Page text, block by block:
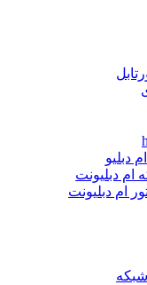
ام دبلیونت
ام دبلیونت